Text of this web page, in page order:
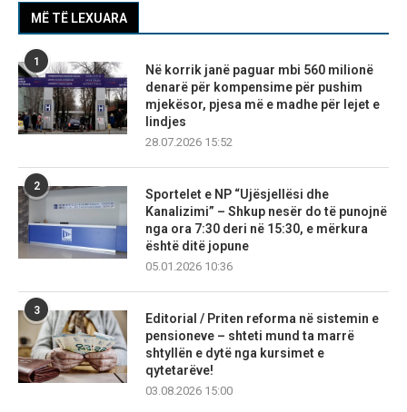
MË TË LEXUARA
1
Në korrik janë paguar mbi 560 milionë
denarë për kompensime për pushim
mjekësor, pjesa më e madhe për lejet e
lindjes
28.07.2026 15:52
2
Sportelet e NP “Ujësjellësi dhe
Kanalizimi” – Shkup nesër do të punojnë
nga ora 7:30 deri në 15:30, e mërkura
është ditë jopune
05.01.2026 10:36
3
Editorial / Priten reforma në sistemin e
pensioneve – shteti mund ta marrë
shtyllën e dytë nga kursimet e
qytetarëve!
03.08.2026 15:00